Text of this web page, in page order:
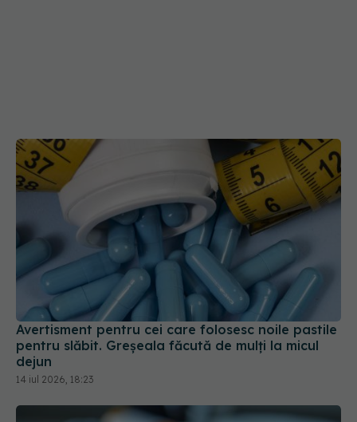
Avertisment pentru cei care folosesc noile pastile
pentru slăbit. Greșeala făcută de mulți la micul
dejun
14 iul 2026, 18:23